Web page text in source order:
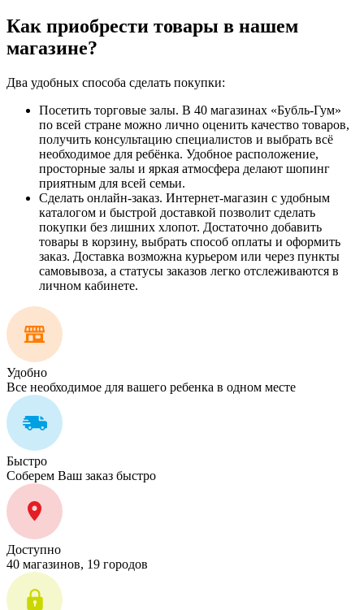
Как приобрести товары в нашем
магазине?
Два удобных способа сделать покупки:
Посетить торговые залы. В 40 магазинах «Бубль-Гум»
по всей стране можно лично оценить качество товаров,
получить консультацию специалистов и выбрать всё
необходимое для ребёнка. Удобное расположение,
просторные залы и яркая атмосфера делают шопинг
приятным для всей семьи.
Сделать онлайн-заказ. Интернет-магазин с удобным
каталогом и быстрой доставкой позволит сделать
покупки без лишних хлопот. Достаточно добавить
товары в корзину, выбрать способ оплаты и оформить
заказ. Доставка возможна курьером или через пункты
самовывоза, а статусы заказов легко отслеживаются в
личном кабинете.
Удобно
Все необходимое для вашего ребенка в одном месте
Быстро
Соберем Ваш заказ быстро
Доступно
40 магазинов, 19 городов